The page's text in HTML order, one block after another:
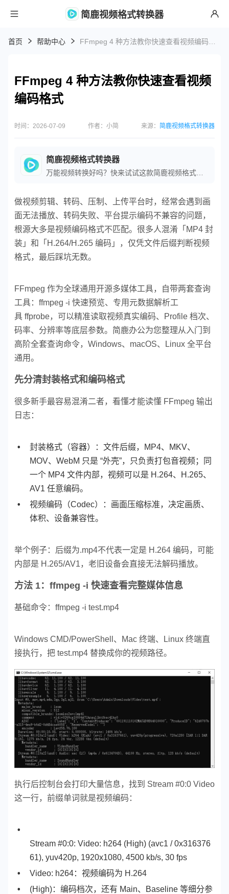
简鹿视频格式转换器
首页 帮助中心
FFmpeg 4 种方法教你快速查看视频
编码格式
时间：2026-07-09 作者：小简 来源： 简鹿视频格式转换器
简鹿视频格式转换器
做视频剪辑、转码、压制、上传平台时，经常会遇到画
面无法播放、转码失败、平台提示编码不兼容的问题，
根源大多是视频编码格式不匹配。很多人混淆「MP4 封
装」和「H.264/H.265 编码」，仅凭文件后缀判断视频
格式，最后踩坑无数。
FFmpeg 作为全球通用开源多媒体工具，自带两套查询
工具：ffmpeg -i 快速预览、专用元数据解析工
具 ffprobe，可以精准读取视频真实编码、Profile 档次、
码率、分辨率等底层参数。简鹿办公为您整理从入门到
高阶全套查询命令，Windows、macOS、Linux 全平台
通用。
先分清封装格式和编码格式
很多新手最容易混淆二者，看懂才能读懂 FFmpeg 输出
日志：
封装格式（容器）：文件后缀，MP4、MKV、
MOV、WebM 只是 “外壳”，只负责打包音视频；同
一个 MP4 文件内部，视频可以是 H.264、H.265、
AV1 任意编码。
视频编码（Codec）：画面压缩标准，决定画质、
体积、设备兼容性。
举个例子：后缀为.mp4不代表一定是 H.264 编码，可能
内部是 H.265/AV1，老旧设备会直接无法解码播放。
方法 1：ffmpeg -i 快速查看完整媒体信息
基础命令： ffmpeg -i test.mp4
Windows CMD/PowerShell、Mac 终端、Linux 终端直
接执行，把 test.mp4 替换成你的视频路径。
执行后控制台会打印大量信息，找到 Stream #0:0 Video
这一行，前缀单词就是视频编码：
Stream #0:0: Video: h264 (High) (avc1 / 0x316376
61), yuv420p, 1920x1080, 4500 kb/s, 30 fps
Video: h264：视频编码为 H.264
(High)：编码档次，还有 Main、Baseline 等细分参